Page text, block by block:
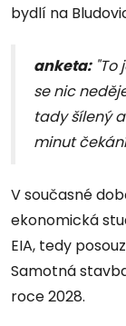
bydlí na
anketa:"To
se nic
tady šílený
minut
V současné
ekonomická
EIA, tedy
Samotná
roce 2028.